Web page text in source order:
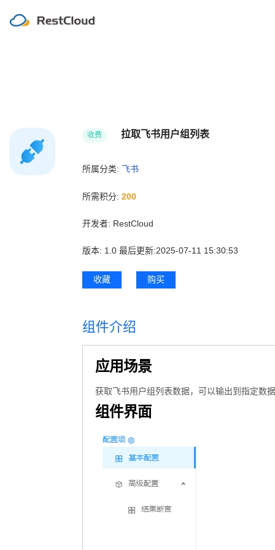
收费 拉取飞书用户组列表
所属分类: 飞书
所需积分:200
开发者: RestCloud
版本: 1.0 最后更新:2025-07-11 15:30:53
收藏 购买
组件介绍
应用场景
获取飞书用户组列表数据，可以输出到指定数
组件界面